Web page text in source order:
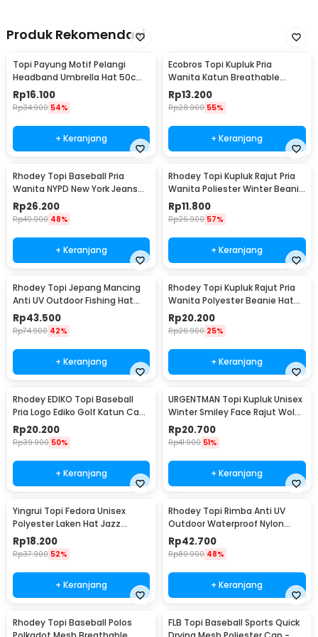
Produk Rekomendasi
Topi Payung Motif Pelangi
Headband Umbrella Hat 50cm
- W655
Rp16.100
Rp34.900 54%
+ Keranjang
Ecobros Topi Kupluk Pria
Wanita Katun Breathable
Winter Beanie Hat - EC001
Rp13.200
Rp28.900 55%
+ Keranjang
Rhodey Topi Baseball Pria
Wanita NYPD New York Jeans
Polyester Cap - S8R
Rp26.200
Rp49.900 48%
+ Keranjang
Rhodey Topi Kupluk Rajut Pria
Wanita Poliester Winter Beanie
Hat - R54
Rp11.800
Rp26.900 57%
+ Keranjang
Rhodey Topi Jepang Mancing
Anti UV Outdoor Fishing Hat
Nylon - MH011
Rp43.500
Rp74.900 42%
+ Keranjang
Rhodey Topi Kupluk Rajut Pria
Wanita Polyester Beanie Hat
Winter - EC002
Rp20.200
Rp26.900 25%
+ Keranjang
Rhodey EDIKO Topi Baseball
Pria Logo Ediko Golf Katun Cap
Long Visor - RB68
Rp20.200
Rp39.900 50%
+ Keranjang
URGENTMAN Topi Kupluk Unisex
Winter Smiley Face Rajut Wol
Beanie Hat - NM-DS01
Rp20.700
Rp41.900 51%
+ Keranjang
Yingrui Topi Fedora Unisex
Polyester Laken Hat Jazz
Classic Vintage - M-58
Rp18.200
Rp37.900 52%
+ Keranjang
Rhodey Topi Rimba Anti UV
Outdoor Waterproof Nylon
Boonie Hat - AFS5
Rp42.700
Rp80.900 48%
+ Keranjang
Rhodey Topi Baseball Polos
FLB Topi Baseball Sports Quick